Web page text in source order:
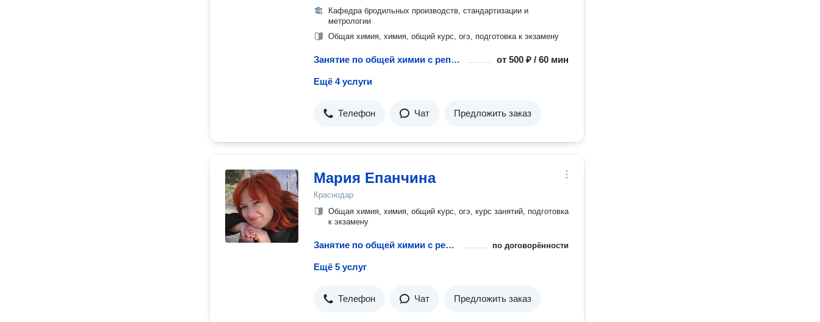
Кафедра бродильных производств, стандартизации и
метрологии
Общая химия, химия, общий курс, огэ, подготовка к экзамену
Занятие по общей химии с репетитором от500 ₽ / 60 мин
Ещё 4 услуги
Телефон Чат Предложить заказ
Мария Епанчина
Краснодар
Общая химия, химия, общий курс, огэ, курс занятий, подготовка
к экзамену
Занятие по общей химии с репетитором по договорённости
Ещё 5 услуг
Телефон Чат Предложить заказ